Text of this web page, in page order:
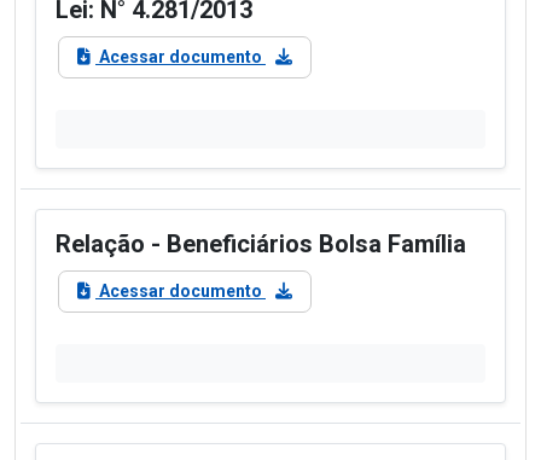
Lei: N° 4.281/2013
Acessar documento
Relação - Beneficiários Bolsa Família
Acessar documento